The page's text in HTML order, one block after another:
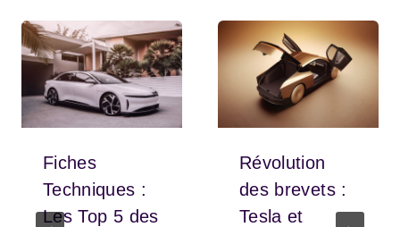
Fiches
Techniques :
Les Top 5 des
Révolution
des brevets :
Tesla et